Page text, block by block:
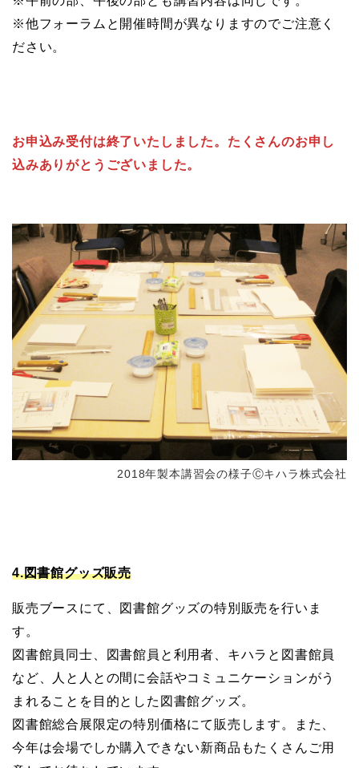
※他フォーラムと開催時間が異なりますのでご注意く
ださい。
お申込み受付は終了いたしました。たくさんのお申し
込みありがとうございました。
2018年製本講習会の様子Ⓒキハラ株式会社
4.図書館グッズ販売
販売ブースにて、図書館グッズの特別販売を行いま
す。
図書館員同士、図書館員と利用者、キハラと図書館員
など、人と人との間に会話やコミュニケーションがう
まれることを目的とした図書館グッズ。
図書館総合展限定の特別価格にて販売します。また、
今年は会場でしか購入できない新商品もたくさんご用